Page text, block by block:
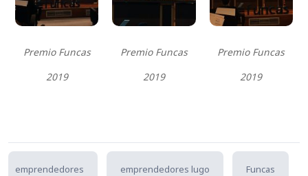
Premio Funcas
2019
Premio Funcas
2019
Premio Funcas
2019
emprendedores emprendedores lugo Funcas